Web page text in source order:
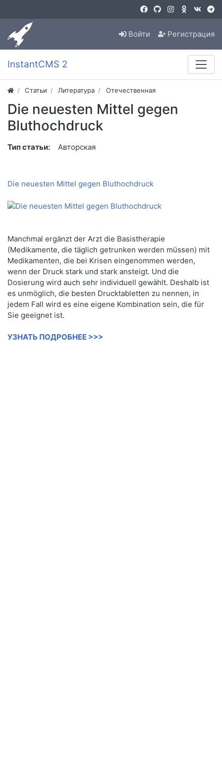
Войти Регистрация
InstantCMS 2
Статьи Литература Отечественная
Die neuesten Mittel gegen
Bluthochdruck
Тип статьи: Авторская
Die neuesten Mittel gegen Bluthochdruck
Manchmal ergänzt der Arzt die Basistherapie
(Medikamente, die täglich getrunken werden müssen) mit
Medikamenten, die bei Krisen eingenommen werden,
wenn der Druck stark und stark ansteigt. Und die
Dosierung wird auch sehr individuell gewählt. Deshalb ist
es unmöglich, die besten Drucktabletten zu nennen, in
jedem Fall wird es eine eigene Kombination sein, die für
Sie geeignet ist.
УЗНАТЬ ПОДРОБНЕЕ >>>